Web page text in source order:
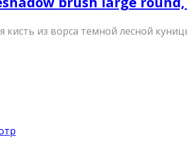
кисть из ворса темной лесной